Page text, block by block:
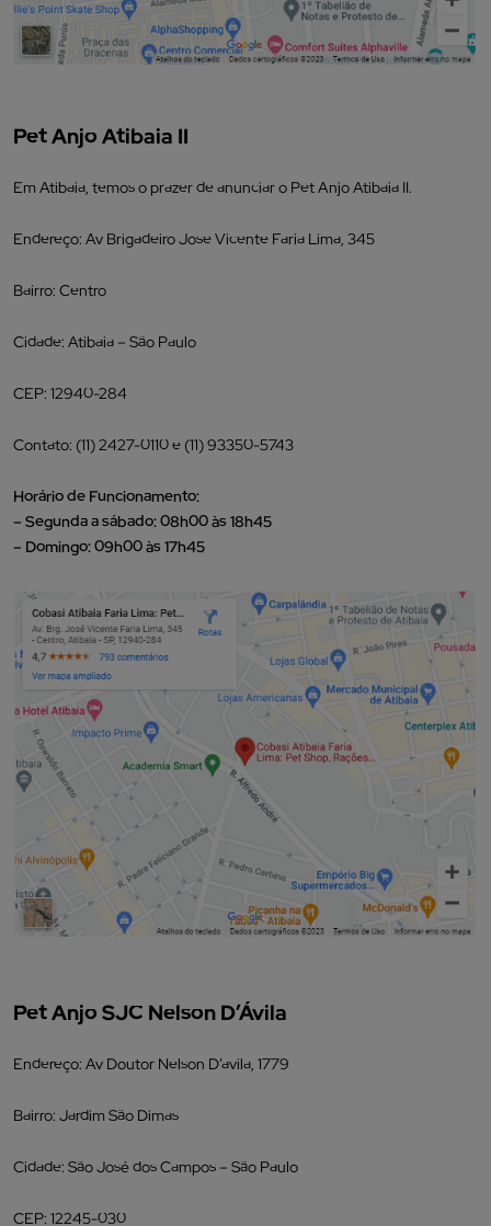
Pet Anjo Atibaia II
Em Atibaia, temos o prazer de anunciar o Pet Anjo Atibaia II.
Endereço: Av Brigadeiro Jose Vicente Faria Lima, 345
Bairro: Centro
Cidade: Atibaia – São Paulo
CEP: 12940-284
Contato: (11) 2427-0110 e (11) 93350-5743
Horário de Funcionamento:
– Segunda a sábado: 08h00 às 18h45
– Domingo: 09h00 às 17h45
Pet Anjo SJC Nelson D’Ávila
Endereço: Av Doutor Nelson D’avila, 1779
Bairro: Jardim São Dimas
Cidade: São José dos Campos – São Paulo
CEP: 12245-030